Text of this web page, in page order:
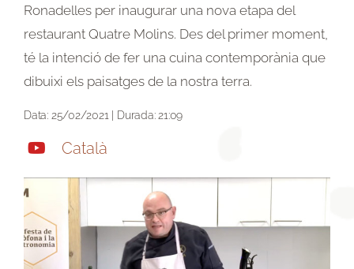
Ronadelles per inaugurar una nova etapa del
restaurant Quatre Molins. Des del primer moment,
té la intenció de fer una cuina contemporània que
dibuixi els paisatges de la nostra terra.
Data: 25/02/2021 | Durada: 21:09
Català